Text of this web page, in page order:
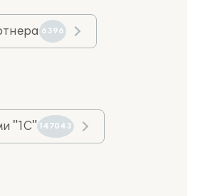
6396
"1С" 147043